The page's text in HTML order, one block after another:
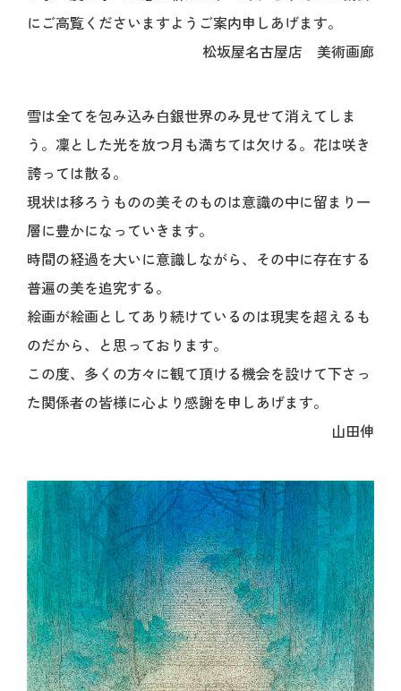
にご高覧くださいますようご案内申しあげます。
松坂屋名古屋店 美術画廊
雪は全てを包み込み白銀世界のみ見せて消えてしま
う。凜とした光を放つ月も満ちては欠ける。花は咲き
誇っては散る。
現状は移ろうものの美そのものは意識の中に留まり一
層に豊かになっていきます。
時間の経過を大いに意識しながら、その中に存在する
普遍の美を追究する。
絵画が絵画としてあり続けているのは現実を超えるも
のだから、と思っております。
この度、多くの方々に観て頂ける機会を設けて下さっ
た関係者の皆様に心より感謝を申しあげます。
山田伸